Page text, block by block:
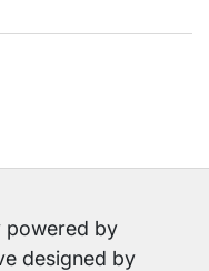
powered by
designed by